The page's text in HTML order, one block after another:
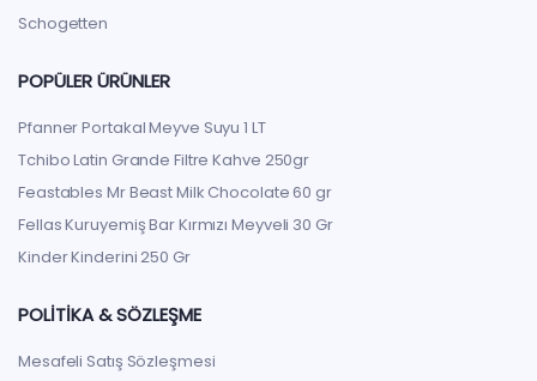
Schogetten
POPÜLER ÜRÜNLER
Pfanner Portakal Meyve Suyu 1 LT
Tchibo Latin Grande Filtre Kahve 250gr
Feastables Mr Beast Milk Chocolate 60 gr
Fellas Kuruyemiş Bar Kırmızı Meyveli 30 Gr
Kinder Kinderini 250 Gr
POLITIKA & SÖZLEŞME
Mesafeli Satış Sözleşmesi